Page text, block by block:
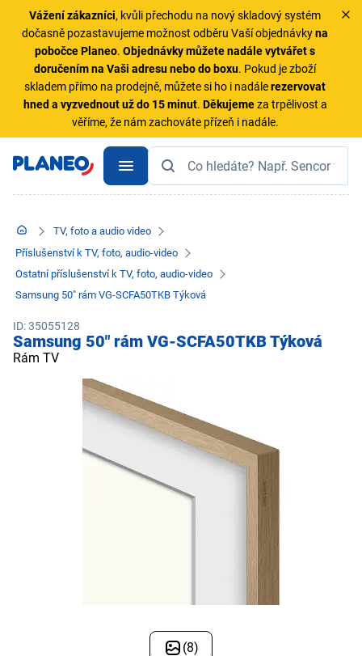
Vážení zákazníci, kvůli přechodu na nový skladový systém
dočasně pozastavujeme možnost odběru Vaší objednávkyna
pobočce Planeo.Objednávky můžete nadále vytvářet s
doručením na Vaši adresu nebo do boxu. Pokud je zboží
skladem přímo na prodejně, můžete si ho i nadálerezervovat
hned a vyzvednout už do 15 minut. Děkujemeza trpělivost a
věříme, že nám zachováte přízeň i nadále.
TV, foto a audio video
Příslušenství k TV, foto, audio-video
Ostatní příslušenství k TV, foto, audio-video
Samsung 50" rám VG-SCFA50TKB Týková
ID: 35055128
Samsung 50" rám VG-SCFA50TKB Týková
Rám TV
(8)